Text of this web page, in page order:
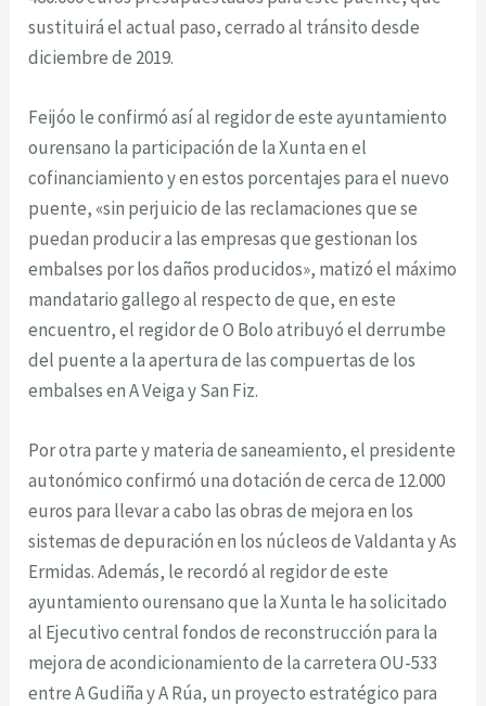
sustituirá el actual paso, cerrado al tránsito desde
diciembre de 2019.
Feijóo le confirmó así al regidor de este ayuntamiento
ourensano la participación de la Xunta en el
cofinanciamiento y en estos porcentajes para el nuevo
puente, «sin perjuicio de las reclamaciones que se
puedan producir a las empresas que gestionan los
embalses por los daños producidos», matizó el máximo
mandatario gallego al respecto de que, en este
encuentro, el regidor de O Bolo atribuyó el derrumbe
del puente a la apertura de las compuertas de los
embalses en A Veiga y San Fiz.
Por otra parte y materia de saneamiento, el presidente
autonómico confirmó una dotación de cerca de 12.000
euros para llevar a cabo las obras de mejora en los
sistemas de depuración en los núcleos de Valdanta y As
Ermidas. Además, le recordó al regidor de este
ayuntamiento ourensano que la Xunta le ha solicitado
al Ejecutivo central fondos de reconstrucción para la
mejora de acondicionamiento de la carretera OU-533
entre A Gudiña y A Rúa, un proyecto estratégico para